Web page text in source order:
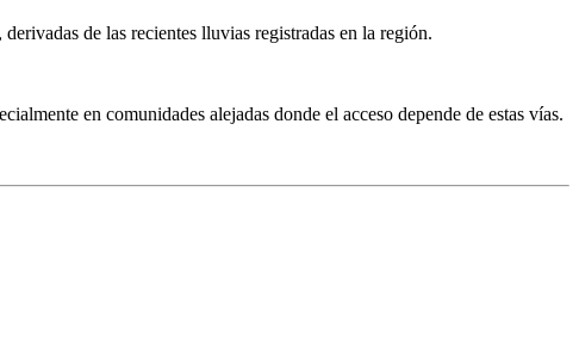
de las recientes lluvias registradas en la región.
en comunidades alejadas donde el acceso depende de estas vías.